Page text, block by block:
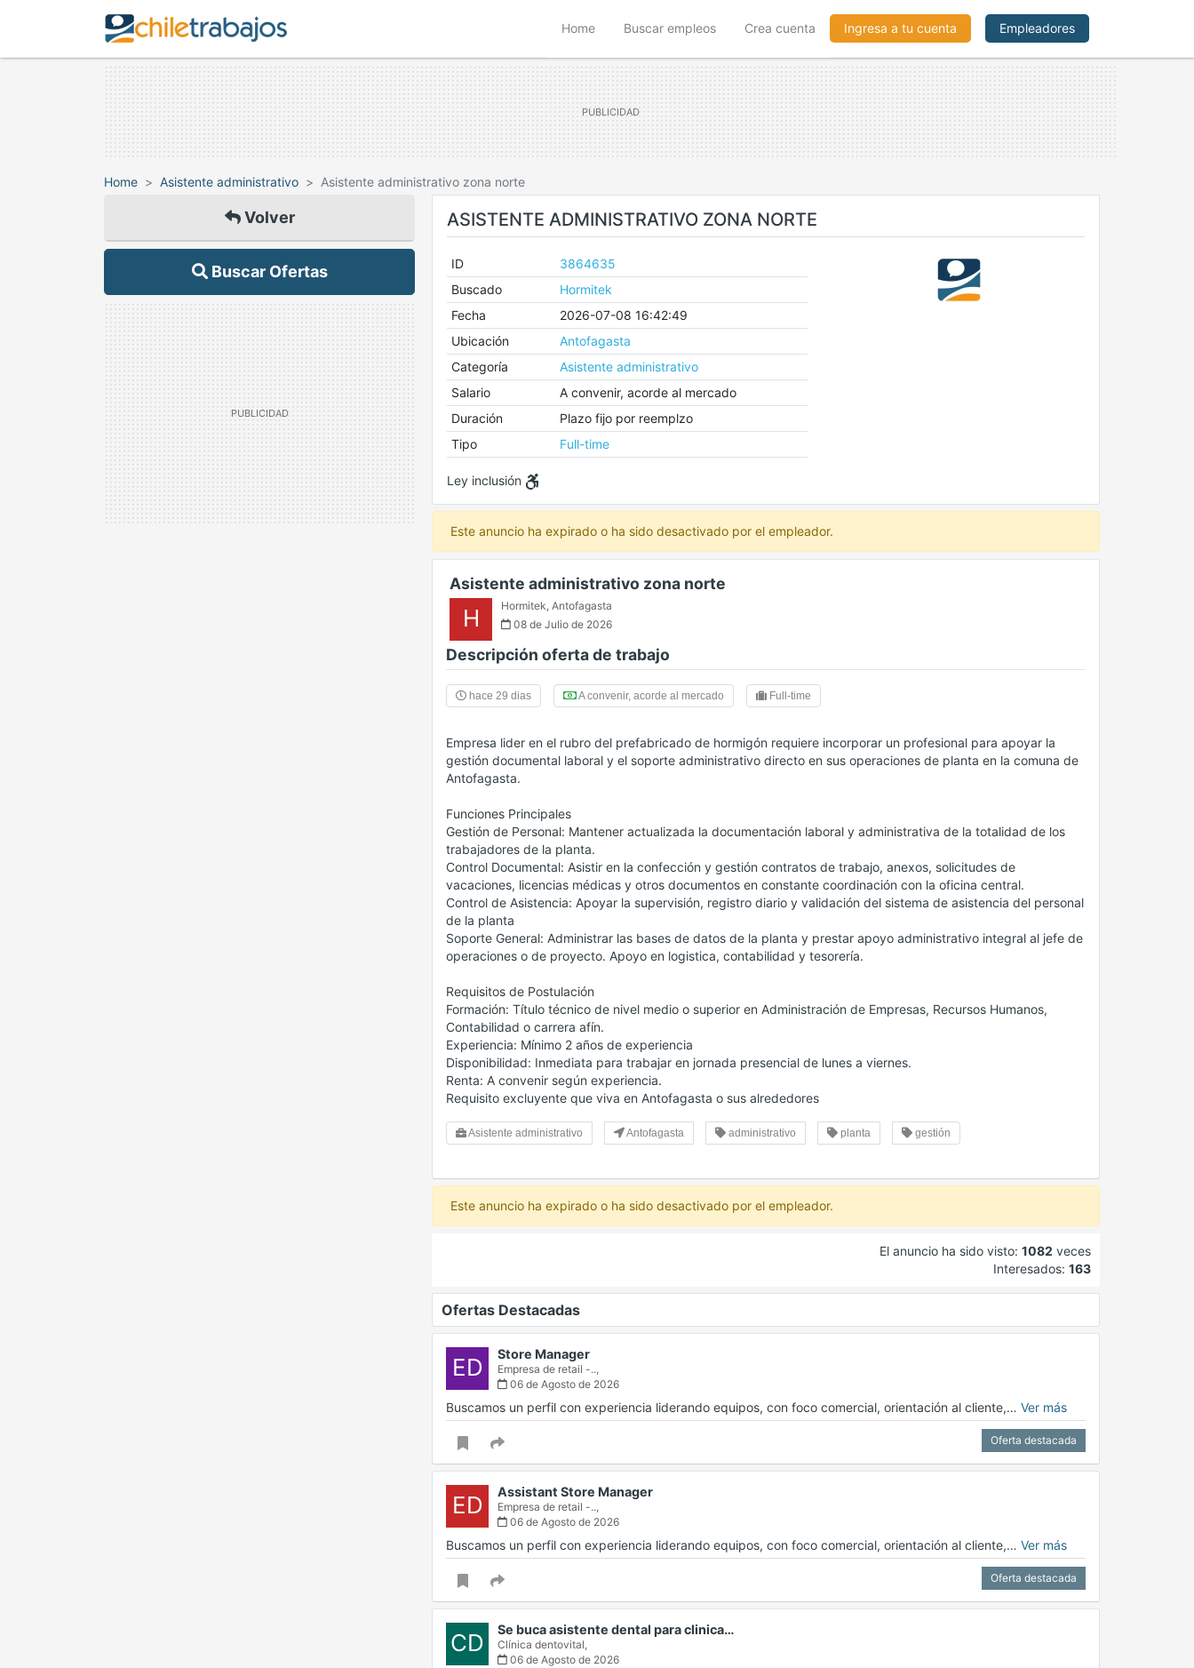
Home(current)Buscar empleos Crea cuenta Ingresa a tu cuenta Empleadores
Home Asistente administrativo Asistente administrativo zona norte
Volver
Buscar Ofertas
ASISTENTE ADMINISTRATIVO ZONA NORTE
ID
3864635
Buscado
Hormitek
Fecha
2026-07-08 16:42:49
Ubicación
Antofagasta
Categoría
Asistente administrativo
Salario
A convenir, acorde al mercado
Duración
Plazo fijo por reemplzo
Tipo
Full-time
Ley inclusión
Este anuncio ha expirado o ha sido desactivado por el empleador.
Asistente administrativo zona norte
H Hormitek, Antofagasta
08 de Julio de 2026
Descripción oferta de trabajo
hace 29 dias A convenir, acorde al mercado Full-time
Empresa lider en el rubro del prefabricado de hormigón requiere incorporar un profesional para apoyar la
gestión documental laboral y el soporte administrativo directo en sus operaciones de planta en la comuna de
Antofagasta.
Funciones Principales
Gestión de Personal: Mantener actualizada la documentación laboral y administrativa de la totalidad de los
trabajadores de la planta.
Control Documental: Asistir en la confección y gestión contratos de trabajo, anexos, solicitudes de
vacaciones, licencias médicas y otros documentos en constante coordinación con la oficina central.
Control de Asistencia: Apoyar la supervisión, registro diario y validación del sistema de asistencia del personal
de la planta
Soporte General: Administrar las bases de datos de la planta y prestar apoyo administrativo integral al jefe de
operaciones o de proyecto. Apoyo en logistica, contabilidad y tesorería.
Requisitos de Postulación
Formación: Título técnico de nivel medio o superior en Administración de Empresas, Recursos Humanos,
Contabilidad o carrera afín.
Experiencia: Mínimo 2 años de experiencia
Disponibilidad: Inmediata para trabajar en jornada presencial de lunes a viernes.
Renta: A convenir según experiencia.
Requisito excluyente que viva en Antofagasta o sus alrededores
Asistente administrativo Antofagasta administrativo planta gestión
Este anuncio ha expirado o ha sido desactivado por el empleador.
El anuncio ha sido visto: 1082 veces
Interesados: 163
Ofertas Destacadas
ED Store Manager
Empresa de retail -..,
06 de Agosto de 2026
Buscamos un perfil con experiencia liderando equipos, con foco comercial, orientación al cliente,… Ver más
Oferta destacada
ED Assistant Store Manager
Empresa de retail -..,
06 de Agosto de 2026
Buscamos un perfil con experiencia liderando equipos, con foco comercial, orientación al cliente,… Ver más
Oferta destacada
CD Se buca asistente dental para clinica…
Clínica dentovital,
06 de Agosto de 2026